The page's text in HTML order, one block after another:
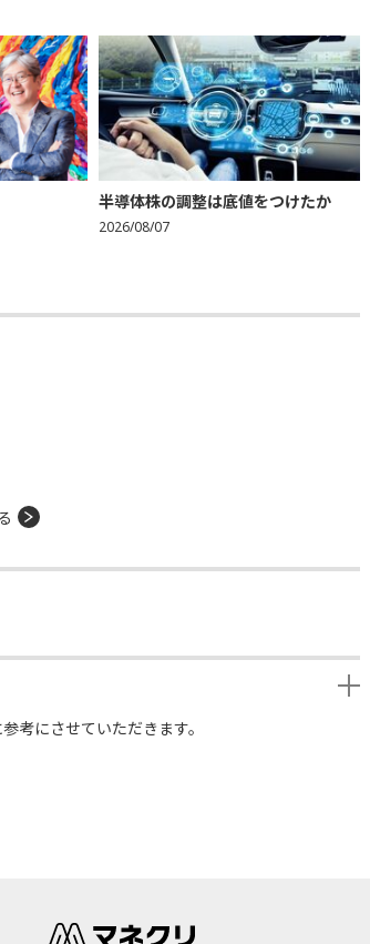
半導体株の調整は底値をつけたか
2026/08/07
考にさせていただきます。